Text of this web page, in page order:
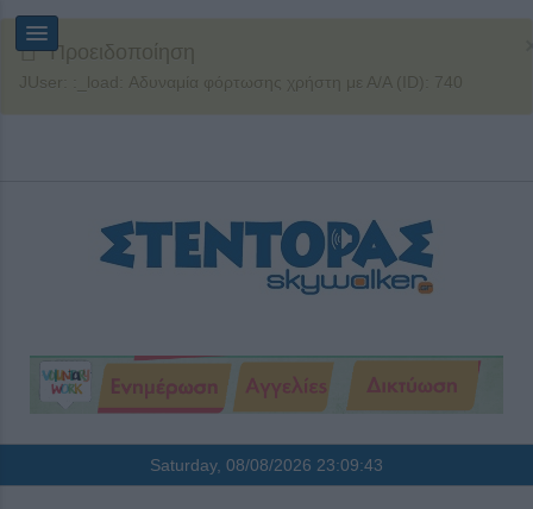
Προειδοποίηση
JUser: :_load: Αδυναμία φόρτωσης χρήστη με Α/Α (ID): 740
Saturday, 08/08/2026 23:09:43